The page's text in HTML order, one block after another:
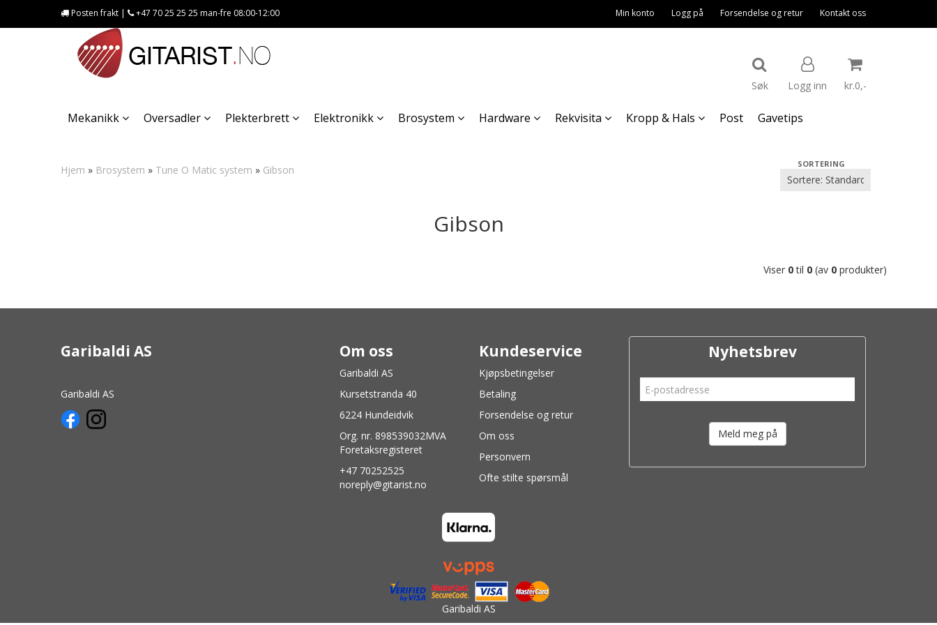
Posten frakt | +47 70 25 25 25 man-fre 08:00-12:00 Min konto Logg på Forsendelse og retur Kontakt oss
Søk Logg inn kr.0,-
Mekanikk Oversadler Plekterbrett Elektronikk Brosystem Hardware Rekvisita Kropp & Hals Post Gavetips
Hjem » Brosystem » Tune O Matic system » Gibson SORTERING
Gibson
Viser 0til 0 (av 0 produkter)
Garibaldi AS
Garibaldi AS
Om oss
Garibaldi AS
Kursetstranda 40
6224 Hundeidvik
Org. nr. 898539032MVA
Foretaksregisteret
+47 70252525
noreply@gitarist.no
Kundeservice
Kjøpsbetingelser
Betaling
Forsendelse og retur
Om oss
Personvern
Ofte stilte spørsmål
Nyhetsbrev
Meld meg på
Garibaldi AS